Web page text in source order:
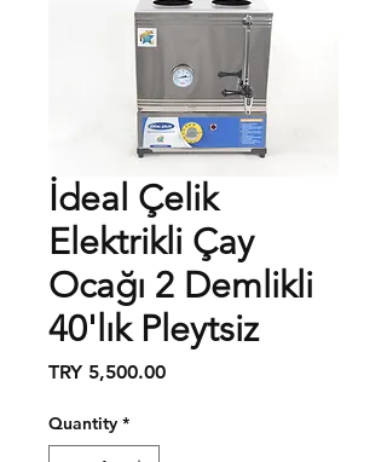
İdeal Çelik
Elektrikli Çay
Ocağı 2 Demlikli
40'lık Pleytsiz
TRY 5,500.00Price
Quantity *